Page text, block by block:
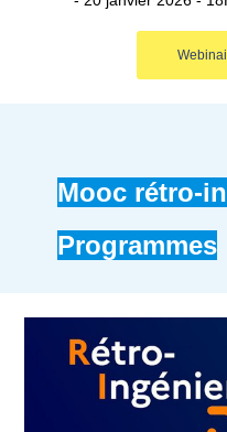
Mooc rétro-
Programmes